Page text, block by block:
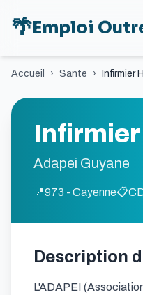
🌴Emploi
Accueil › Sante › Infirmier
Infirmier
Adapei Guyane
📍973 - Cayenne📋
Description
L'ADAPEI